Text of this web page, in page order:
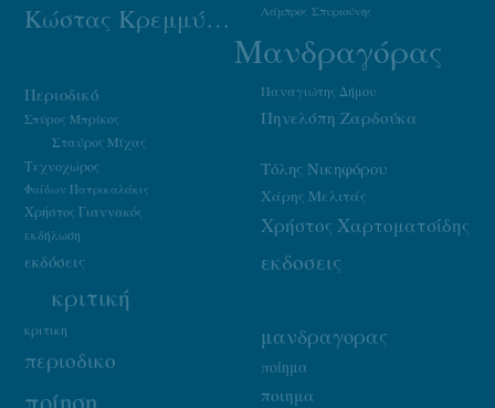
Κώστας Κρεμμύδας Λάμπρος Σπυριούνης
Μανδραγόρας
Παναγιώτης Δήμου
Περιοδικό
Πηνελόπη Ζαρδούκα
Σπύρος Μπρίκος
Σταύρος Μίχας
Τεχνοχώρος
Τόλης Νικηφόρου
Φαίδων Πατρικαλάκις Χάρης Μελιτάς
Χρήστος Γιαννακός
Χρήστος Χαρτοματσίδης
εκδήλωση
εκδοσεις
εκδόσεις
κριτική
κριτικη μανδραγορας
περιοδικο ποίημα
ποιημα